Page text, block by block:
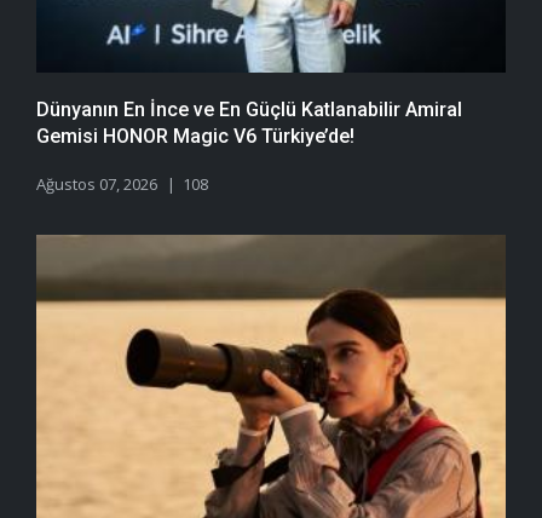
Dünyanın En İnce ve En Güçlü Katlanabilir Amiral
Gemisi HONOR Magic V6 Türkiye’de!
Ağustos 07, 2026 108